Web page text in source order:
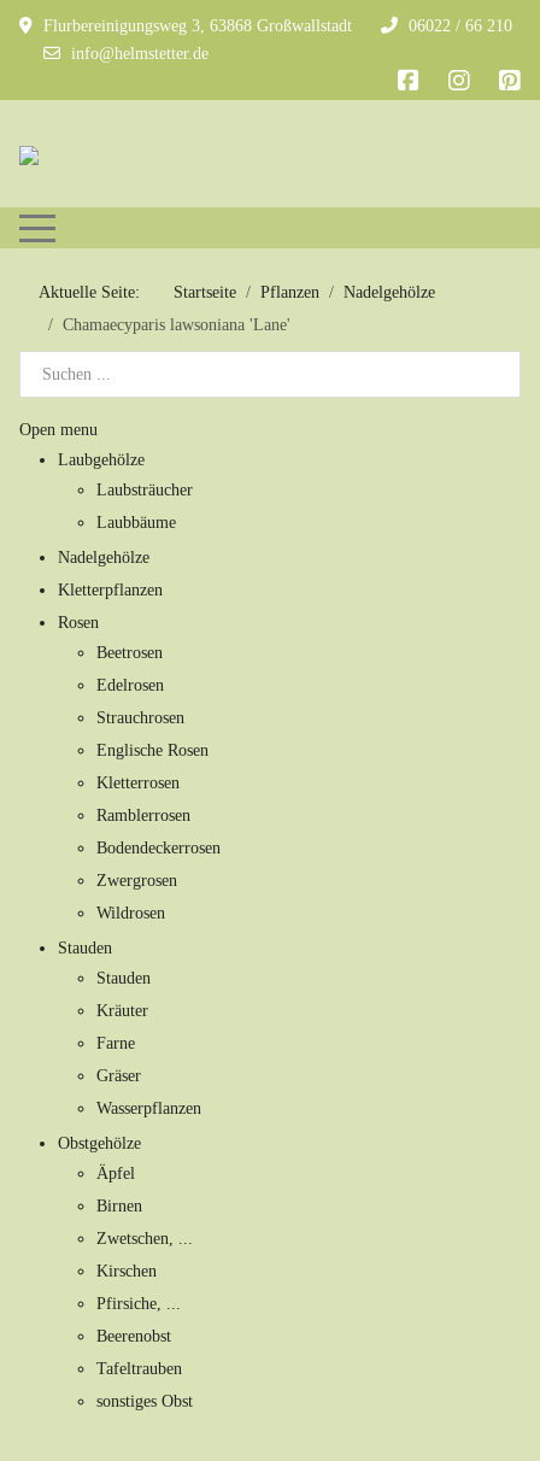
Flurbereinigungsweg 3, 63868 Großwallstadt
06022 / 66 210
info@helmstetter.de
Mobile Menu Toggle
Aktuelle Seite: Startseite Pflanzen
Nadelgehölze
Chamaecyparis lawsoniana 'Lane'
Open menu
Laubgehölze
Laubsträucher
Laubbäume
Nadelgehölze
Kletterpflanzen
Rosen
Beetrosen
Edelrosen
Strauchrosen
Englische Rosen
Kletterrosen
Ramblerrosen
Bodendeckerrosen
Zwergrosen
Wildrosen
Stauden
Stauden
Kräuter
Farne
Gräser
Wasserpflanzen
Obstgehölze
Äpfel
Birnen
Zwetschen, ...
Kirschen
Pfirsiche, ...
Beerenobst
Tafeltrauben
sonstiges Obst